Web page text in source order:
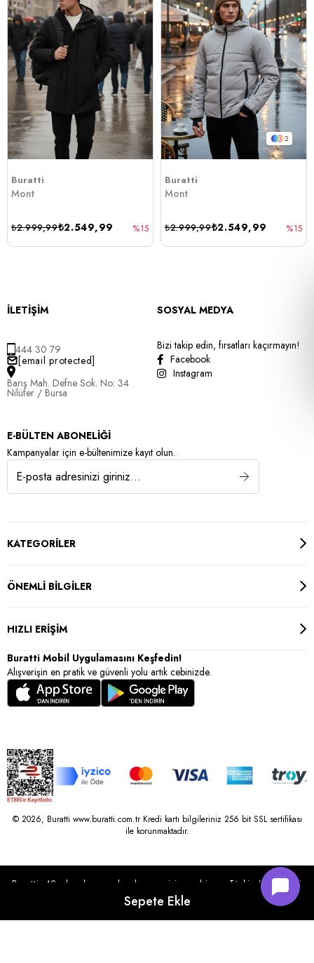
Buratti
Mont
₺2.549,99
₺2.999,99 %15
2
Buratti
Mont
₺2.549,99
₺2.999,99 %15
İLETİŞİM
444 30 79
[email protected]
Barış Mah. Defne Sok. No: 34
Nilüfer / Bursa
SOSYAL MEDYA
Bizi takip edin, fırsatları kaçırmayın!
Facebook
Instagram
E-BÜLTEN ABONELİĞİ
Kampanyalar için e-bültenimize kayıt olun.
KATEGORİLER
ÖNEMLİ BİLGİLER
HIZLI ERİŞİM
Buratti Mobil Uygulamasını Keşfedin!
Alışverişin en pratik ve güvenli yolu artık cebinizde.
© 2026, Buratti www.buratti.com.tr Kredi kartı bilgileriniz 256 bit SSL sertifikası
ile korunmaktadır.
Buratti, 40 yılı aşkın perakende geçmişine sahip ve Türkiye’nin çeşitli
illerinde 22 şubesi bulunan Çetin Family Mağazacılık tarafından
kurulmuştur.